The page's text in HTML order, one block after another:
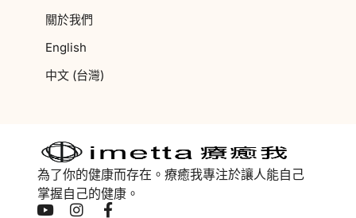
關於我們
English
中文 (台灣)
為了你的健康而存在。療癒我專注於讓人能自己
掌握自己的健康。